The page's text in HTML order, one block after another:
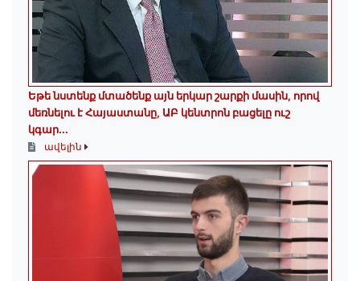
Եթե նստենք մտածենք այն երկար շարքի մասին, որով
մեռնելու է Հայաստանը, ԱԲ կենտրոն բացելը ուշ
կգար...
ավելին